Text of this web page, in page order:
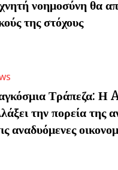
νοημοσύνη θα
της στόχους
Τράπεζα: Η
την πορεία της
αναδυόμενες